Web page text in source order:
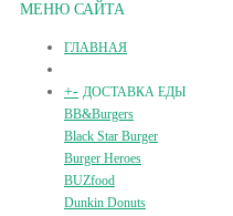
МЕНЮ САЙТА
ГЛАВНАЯ
+- ДОСТАВКА ЕДЫ
BB&Burgers
Black Star Burger
Burger Heroes
BUZfood
Dunkin Donuts